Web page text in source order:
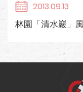
2013.09.13
林園「清水巖」